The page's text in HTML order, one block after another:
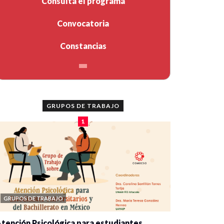
Convocatoria
Constancias
GRUPOS DE TRABAJO
1
GRUPOS DE TRABAJO